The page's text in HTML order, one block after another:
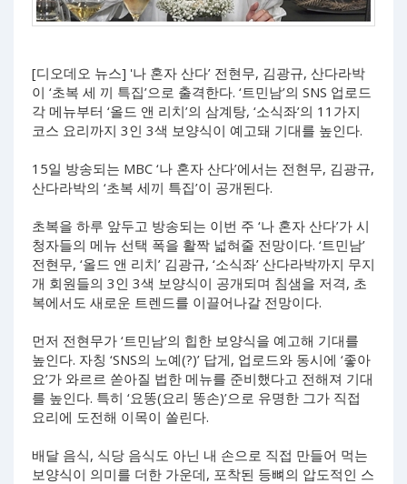
[디오데오 뉴스] '나 혼자 산다’ 전현무, 김광규, 산다라박
이 ‘초복 세 끼 특집’으로 출격한다. ‘트민남’의 SNS 업로드
각 메뉴부터 ‘올드 앤 리치’의 삼계탕, ‘소식좌’의 11가지
코스 요리까지 3인 3색 보양식이 예고돼 기대를 높인다.
15일 방송되는 MBC ‘나 혼자 산다’에서는 전현무, 김광규,
산다라박의 ‘초복 세끼 특집’이 공개된다.
초복을 하루 앞두고 방송되는 이번 주 ‘나 혼자 산다’가 시
청자들의 메뉴 선택 폭을 활짝 넓혀줄 전망이다. ‘트민남’
전현무, ‘올드 앤 리치’ 김광규, ‘소식좌’ 산다라박까지 무지
개 회원들의 3인 3색 보양식이 공개되며 침샘을 저격, 초
복에서도 새로운 트렌드를 이끌어나갈 전망이다.
먼저 전현무가 ‘트민남’의 힙한 보양식을 예고해 기대를
높인다. 자칭 ‘SNS의 노예(?)’ 답게, 업로드와 동시에 ‘좋아
요’가 와르르 쏟아질 법한 메뉴를 준비했다고 전해져 기대
를 높인다. 특히 ‘요똥(요리 똥손)’으로 유명한 그가 직접
요리에 도전해 이목이 쏠린다.
배달 음식, 식당 음식도 아닌 내 손으로 직접 만들어 먹는
보양식이 의미를 더한 가운데, 포착된 등뼈의 압도적인 스